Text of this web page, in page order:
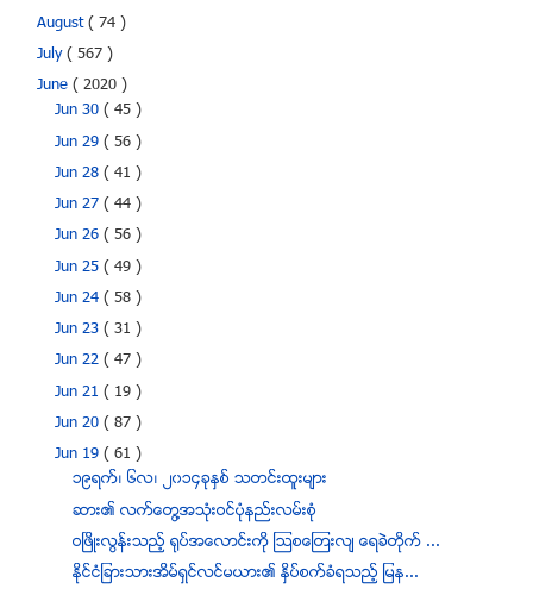
August( 74 )
July( 567 )
June ( 2020 )
Jun 30( 45 )
Jun 29( 56 )
Jun 28( 41 )
Jun 27( 44 )
Jun 26( 56 )
Jun 25( 49 )
Jun 24( 58 )
Jun 23( 31 )
Jun 22( 47 )
Jun 21( 19 )
Jun 20( 87 )
Jun 19( 61 )
၁၉ရက္၊ ၆လ၊ ၂၀၁၄ခုႏွစ္ သတင္းထူးမ်ား
ဆား၏ လက္ေတြ႔အသံုးဝင္ပံုနည္းလမ္းစံု
ဝၿဖိဳးလြန္းသည့္ ႐ုပ္အေလာင္းကို ဩစေၾတးလ် ေရခဲတိုက္ ...
ႏိုင္ငံျခားသားအိမ္ရွင္လင္မယား၏ ႏွိပ္စက္ခံရသည့္ ျမန...